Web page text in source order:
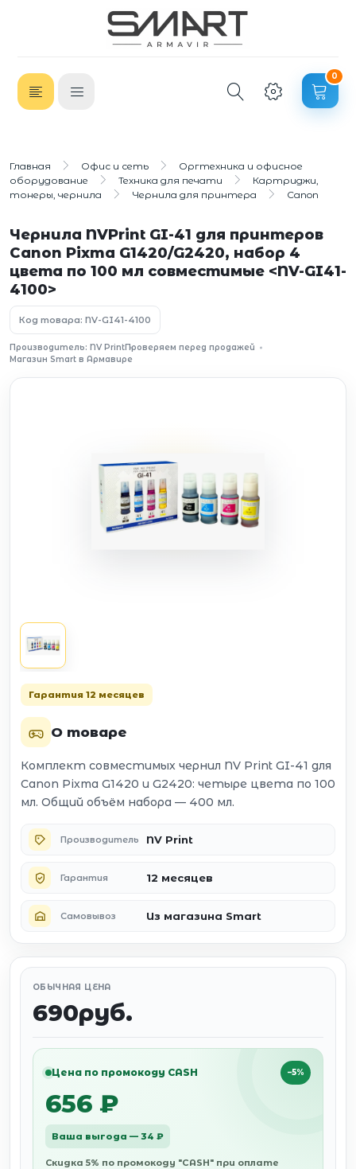
0
Главная Офис и сеть
Оргтехника и офисное
оборудование
Техника для печати
Картриджи,
тонеры, чернила
Чернила для принтера Canon
Чернила NVPrint GI-41 для принтеров
Canon Pixma G1420/G2420, набор 4
цвета по 100 мл совместимые <NV-GI41-
4100>
Код товара: NV-GI41-4100
Производитель: NV PrintПроверяем перед продажей
Магазин Smart в Армавире
Гарантия 12 месяцев
О товаре
Комплект совместимых чернил NV Print GI-41 для
Canon Pixma G1420 и G2420: четыре цвета по 100
мл. Общий объём набора — 400 мл.
Производитель NV Print
Гарантия 12 месяцев
Самовывоз Из магазина Smart
ОБЫЧНАЯ ЦЕНА
690руб.
Цена по промокоду CASH −5%
656 ₽
Ваша выгода — 34 ₽
Скидка 5% по промокоду "CASH" при оплате